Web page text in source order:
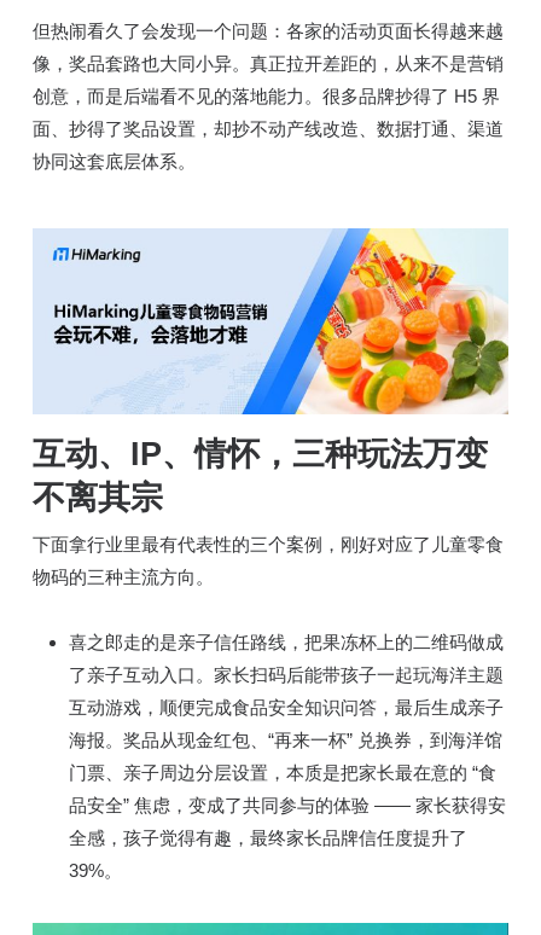
但热闹看久了会发现一个问题：各家的活动页面长得越来越
像，奖品套路也大同小异。真正拉开差距的，从来不是营销
创意，而是后端看不见的落地能力。很多品牌抄得了 H5 界
面、抄得了奖品设置，却抄不动产线改造、数据打通、渠道
协同这套底层体系。
互动、IP、情怀，三种玩法万变
不离其宗
下面拿行业里最有代表性的三个案例，刚好对应了儿童零食
物码的三种主流方向。
喜之郎走的是亲子信任路线，把果冻杯上的二维码做成
了亲子互动入口。家长扫码后能带孩子一起玩海洋主题
互动游戏，顺便完成食品安全知识问答，最后生成亲子
海报。奖品从现金红包、“再来一杯” 兑换券，到海洋馆
门票、亲子周边分层设置，本质是把家长最在意的 “食
品安全” 焦虑，变成了共同参与的体验 —— 家长获得安
全感，孩子觉得有趣，最终家长品牌信任度提升了
39%。